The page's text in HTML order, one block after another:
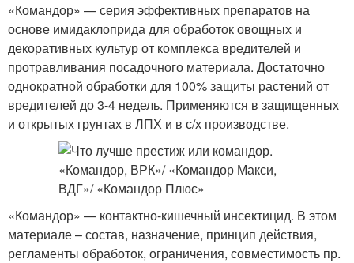
«Командор» — серия эффективных препаратов на
основе имидаклоприда для обработок овощных и
декоративных культур от комплекса вредителей и
протравливания посадочного материала. Достаточно
однократной обработки для 100% защиты растений от
вредителей до 3-4 недель. Применяются в защищенных
и открытых грунтах в ЛПХ и в с/х производстве.
«Командор» — контактно-кишечный инсектицид. В этом
материале – состав, назначение, принцип действия,
регламенты обработок, ограничения, совместимость пр.